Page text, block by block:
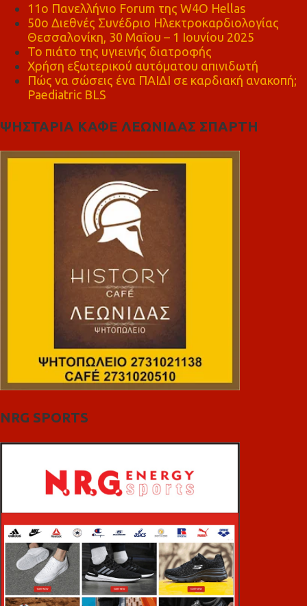
11ο Πανελλήνιο Forum της W4O Hellas
50ο Διεθνές Συνέδριο Ηλεκτροκαρδιολογίας
Θεσσαλονίκη, 30 Μαΐου – 1 Ιουνίου 2025
Το πιάτο της υγιεινής διατροφής
Χρήση εξωτερικού αυτόματου απινιδωτή
Πώς να σώσεις ένα ΠΑΙΔΙ σε καρδιακή ανακοπή;
Paediatric BLS
ΨΗΣΤΑΡΙΑ ΚΑΦΕ ΛΕΩΝΙΔΑΣ ΣΠΑΡΤΗ
NRG SPORTS